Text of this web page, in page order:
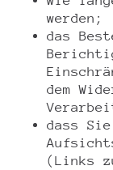
werden;
das
dem
dass
(Links